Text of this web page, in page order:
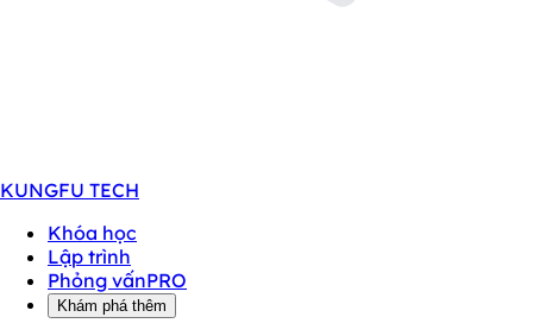
KUNGFU TECH
Khóa học
Lập trình
Phỏng vấnPRO
Khám phá thêm